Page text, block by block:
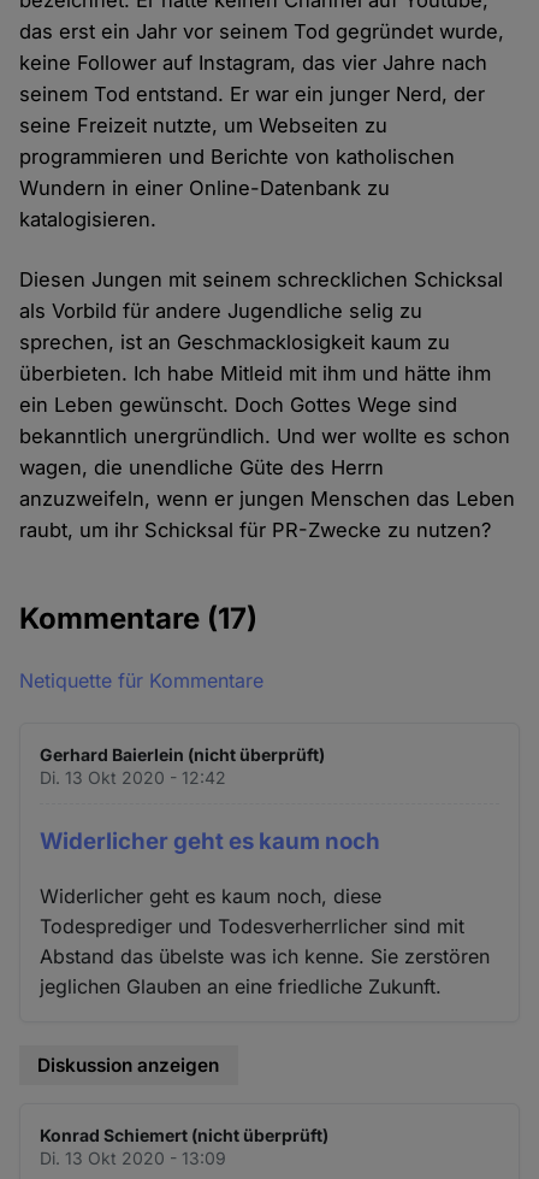
das erst ein Jahr vor seinem Tod gegründet wurde,
keine Follower auf Instagram, das vier Jahre nach
seinem Tod entstand. Er war ein junger Nerd, der
seine Freizeit nutzte, um Webseiten zu
programmieren und Berichte von katholischen
Wundern in einer Online-Datenbank zu
katalogisieren.
Diesen Jungen mit seinem schrecklichen Schicksal
als Vorbild für andere Jugendliche selig zu
sprechen, ist an Geschmacklosigkeit kaum zu
überbieten. Ich habe Mitleid mit ihm und hätte ihm
ein Leben gewünscht. Doch Gottes Wege sind
bekanntlich unergründlich. Und wer wollte es schon
wagen, die unendliche Güte des Herrn
anzuzweifeln, wenn er jungen Menschen das Leben
raubt, um ihr Schicksal für PR-Zwecke zu nutzen?
Kommentare (17)
Netiquette für Kommentare
Gerhard Baierlein (nicht überprüft)
Di. 13 Okt 2020 - 12:42
Widerlicher geht es kaum noch
Widerlicher geht es kaum noch, diese
Todesprediger und Todesverherrlicher sind mit
Abstand das übelste was ich kenne. Sie zerstören
jeglichen Glauben an eine friedliche Zukunft.
Diskussion anzeigen
Konrad Schiemert (nicht überprüft)
Di. 13 Okt 2020 - 13:09